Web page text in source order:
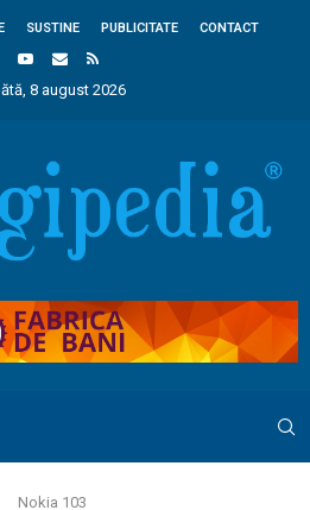
SUSTINE PUBLICITATE CONTACT
8 august 2026
Nokia 103